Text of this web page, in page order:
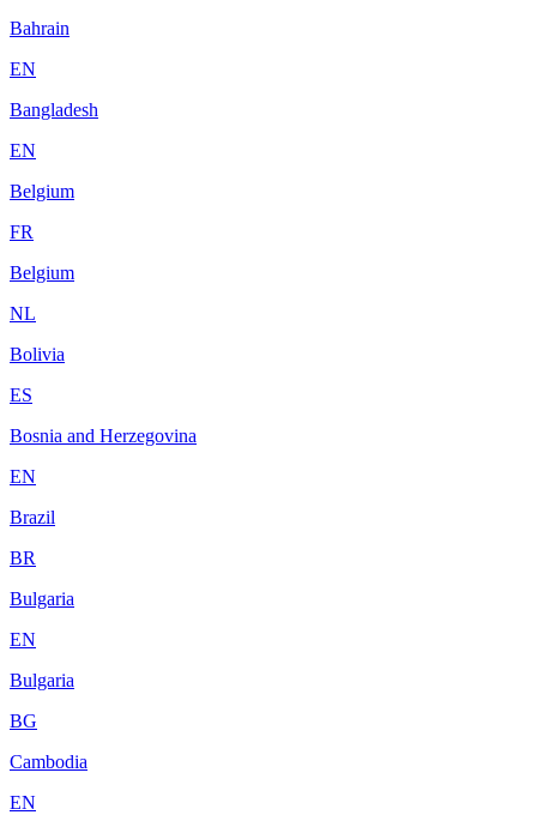
Bahrain
EN
Bangladesh
EN
Belgium
FR
Belgium
NL
Bolivia
ES
Bosnia and Herzegovina
EN
Brazil
BR
Bulgaria
EN
Bulgaria
BG
Cambodia
EN